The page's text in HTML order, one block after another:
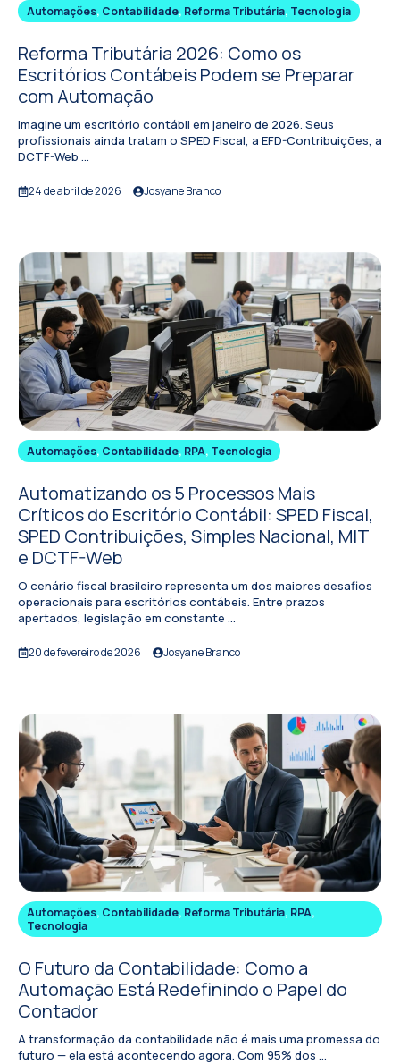
Automações, Contabilidade, Reforma Tributária, Tecnologia
Reforma Tributária 2026: Como os
Escritórios Contábeis Podem se Preparar
com Automação
Imagine um escritório contábil em janeiro de 2026. Seus
profissionais ainda tratam o SPED Fiscal, a EFD-Contribuições, a
DCTF-Web ...
24 de abril de 2026 Josyane Branco
Automações, Contabilidade, RPA, Tecnologia
Automatizando os 5 Processos Mais
Críticos do Escritório Contábil: SPED Fiscal,
SPED Contribuições, Simples Nacional, MIT
e DCTF-Web
O cenário fiscal brasileiro representa um dos maiores desafios
operacionais para escritórios contábeis. Entre prazos
apertados, legislação em constante ...
20 de fevereiro de 2026 Josyane Branco
Automações, Contabilidade, Reforma Tributária, RPA,
Tecnologia
O Futuro da Contabilidade: Como a
Automação Está Redefinindo o Papel do
Contador
A transformação da contabilidade não é mais uma promessa do
futuro — ela está acontecendo agora. Com 95% dos ...